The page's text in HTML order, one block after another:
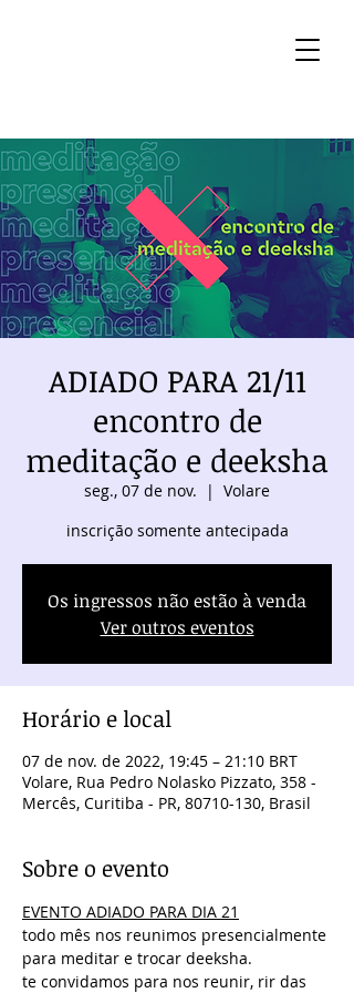
ADIADO PARA 21/11
encontro de
meditação e deeksha
seg., 07 de nov.
  |
Volare
inscrição somente antecipada
Os ingressos não estão à venda
Ver outros eventos
Horário e local
07 de nov. de 2022, 19:45 – 21:10 BRT
Volare, Rua Pedro Nolasko Pizzato, 358 -
Mercês, Curitiba - PR, 80710-130, Brasil
Sobre o evento
EVENTO ADIADO PARA DIA 21
todo mês nos reunimos presencialmente
para meditar e trocar deeksha.
te convidamos para nos reunir, rir das